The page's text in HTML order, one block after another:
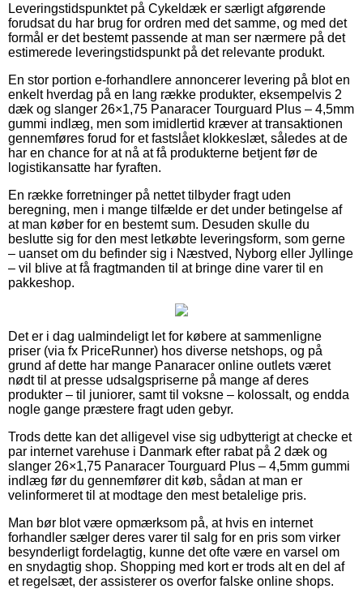
Leveringstidspunktet på Cykeldæk er særligt afgørende
forudsat du har brug for ordren med det samme, og med det
formål er det bestemt passende at man ser nærmere på det
estimerede leveringstidspunkt på det relevante produkt.
En stor portion e-forhandlere annoncerer levering på blot en
enkelt hverdag på en lang række produkter, eksempelvis 2
dæk og slanger 26×1,75 Panaracer Tourguard Plus – 4,5mm
gummi indlæg, men som imidlertid kræver at transaktionen
gennemføres forud for et fastslået klokkeslæt, således at de
har en chance for at nå at få produkterne betjent før de
logistikansatte har fyraften.
En række forretninger på nettet tilbyder fragt uden
beregning, men i mange tilfælde er det under betingelse af
at man køber for en bestemt sum. Desuden skulle du
beslutte sig for den mest letkøbte leveringsform, som gerne
– uanset om du befinder sig i Næstved, Nyborg eller Jyllinge
– vil blive at få fragtmanden til at bringe dine varer til en
pakkeshop.
Det er i dag ualmindeligt let for købere at sammenligne
priser (via fx PriceRunner) hos diverse netshops, og på
grund af dette har mange Panaracer online outlets været
nødt til at presse udsalgspriserne på mange af deres
produkter – til juniorer, samt til voksne – kolossalt, og endda
nogle gange præstere fragt uden gebyr.
Trods dette kan det alligevel vise sig udbytterigt at checke et
par internet varehuse i Danmark efter rabat på 2 dæk og
slanger 26×1,75 Panaracer Tourguard Plus – 4,5mm gummi
indlæg før du gennemfører dit køb, sådan at man er
velinformeret til at modtage den mest betalelige pris.
Man bør blot være opmærksom på, at hvis en internet
forhandler sælger deres varer til salg for en pris som virker
besynderligt fordelagtig, kunne det ofte være en varsel om
en snydagtig shop. Shopping med kort er trods alt en del af
et regelsæt, der assisterer os overfor falske online shops.